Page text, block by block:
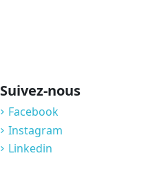
Suivez-nous
Facebook
Instagram
Linkedin